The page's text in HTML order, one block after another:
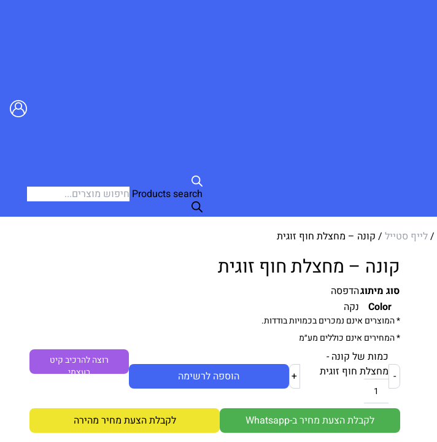
Products search
/לייף סטייל / קונה – מחצלת חוף זוגית
קונה – מחצלת חוף זוגית
סוג מיתוגהדפסה
Color
נקה
* המוצרים אינם נמכרים בכמויות בודדות.
* המחירים אינם כוללים מע״מ
-
כמות של קונה -
מחצלת חוף זוגית
+ הוספה לרשימה
רוצה להרכיב קיט
בעצמי
לקבלת הצעת מחיר ב-Whatsapp
לקבלת הצעת מחיר מהירה